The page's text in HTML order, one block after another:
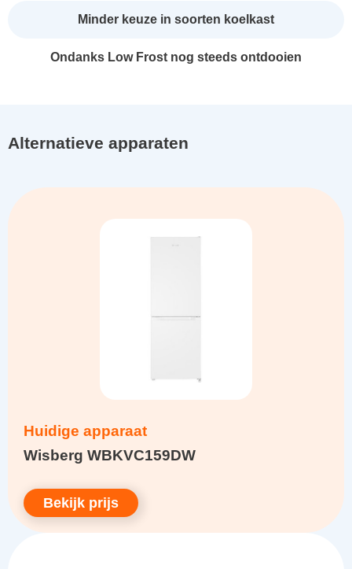
Minder keuze in soorten koelkast
Ondanks Low Frost nog steeds ontdooien
Alternatieve apparaten
Huidige apparaat
Wisberg WBKVC159DW
Bekijk prijs